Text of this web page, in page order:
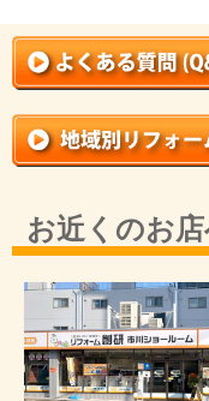
お近くのお